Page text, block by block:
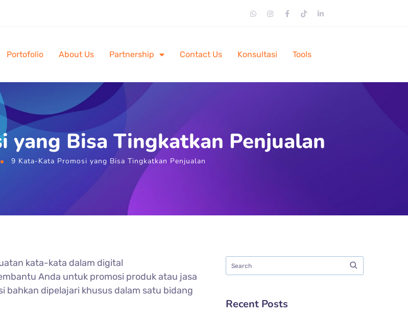
Portofolio About Us Partnership Contact Us Konsultasi Tools
yang Bisa Tingkatkan Penjualan
9 Kata-Kata Promosi yang Bisa Tingkatkan Penjualan
kata-kata dalam digital
Anda untuk promosi produk atau jasa
bahkan dipelajari khusus dalam satu bidang
Recent Posts